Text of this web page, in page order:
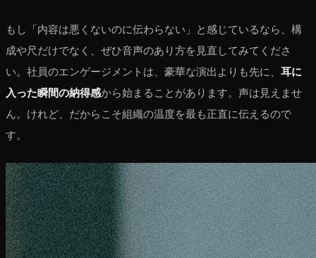
もし「内容は悪くないのに伝わらない」と感じているなら、構
成や尺だけでなく、ぜひ音声のあり方を見直してみてくださ
い。社員のエンゲージメントは、豪華な演出よりも先に、 耳に
入った瞬間の納得感から始まることがあります。声は見えませ
ん。けれど、だからこそ組織の温度を最も正直に伝えるので
す。